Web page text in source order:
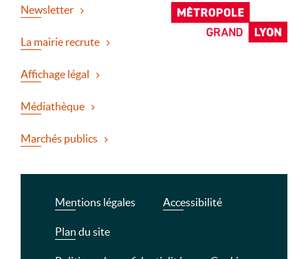
Newsletter
La mairie recrute
Affichage légal
Médiathèque
Marchés publics
Mentions légales Accessibilité
Plan du site